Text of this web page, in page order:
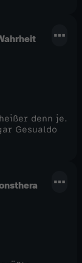
denn je.
Gesualdo